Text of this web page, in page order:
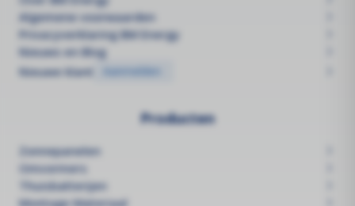
Algemene voorwaarden
Privacyverklaring BM Energy
Nieuws en Blog
Nieuwe klant
Aanmelden
Producten
Zonnepanelen
Omvormers
Thuisbatterijen
Montage Materiaal